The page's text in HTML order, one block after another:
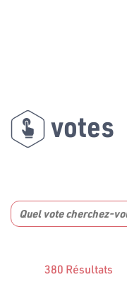
votes
380 Résultats